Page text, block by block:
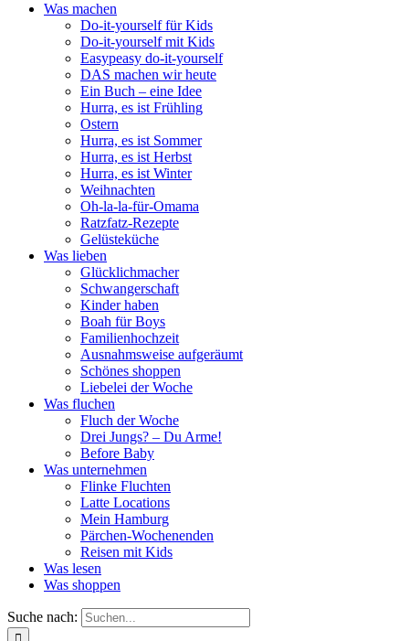
Was machen
Do-it-yourself für Kids
Do-it-yourself mit Kids
Easypeasy do-it-yourself
DAS machen wir heute
Ein Buch – eine Idee
Hurra, es ist Frühling
Ostern
Hurra, es ist Sommer
Hurra, es ist Herbst
Hurra, es ist Winter
Weihnachten
Oh-la-la-für-Omama
Ratzfatz-Rezepte
Gelüsteküche
Was lieben
Glücklichmacher
Schwangerschaft
Kinder haben
Boah für Boys
Familienhochzeit
Ausnahmsweise aufgeräumt
Schönes shoppen
Liebelei der Woche
Was fluchen
Fluch der Woche
Drei Jungs? – Du Arme!
Before Baby
Was unternehmen
Flinke Fluchten
Latte Locations
Mein Hamburg
Pärchen-Wochenenden
Reisen mit Kids
Was lesen
Was shoppen
Suche nach: